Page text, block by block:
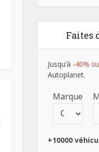
Faites
Jusqu’à -40%
Autoplanet.
Marque
+10000